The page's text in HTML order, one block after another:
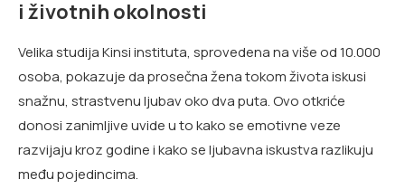
i životnih okolnosti
Velika studija Kinsi instituta, sprovedena na više od 10.000
osoba, pokazuje da prosečna žena tokom života iskusi
snažnu, strastvenu ljubav oko dva puta. Ovo otkriće
donosi zanimljive uvide u to kako se emotivne veze
razvijaju kroz godine i kako se ljubavna iskustva razlikuju
među pojedincima.